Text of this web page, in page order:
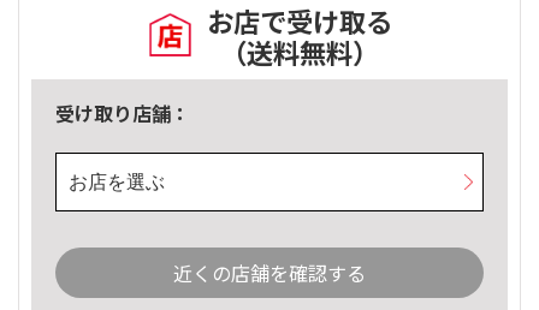
お店で受け取る
（送料無料）
受け取り店舗：
お店を選ぶ
近くの店舗を確認する